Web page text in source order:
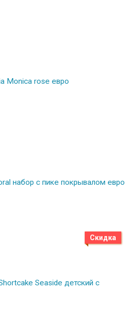
Monica rose евро
набор с пике покрывалом евро
Скидка
Seaside детский с